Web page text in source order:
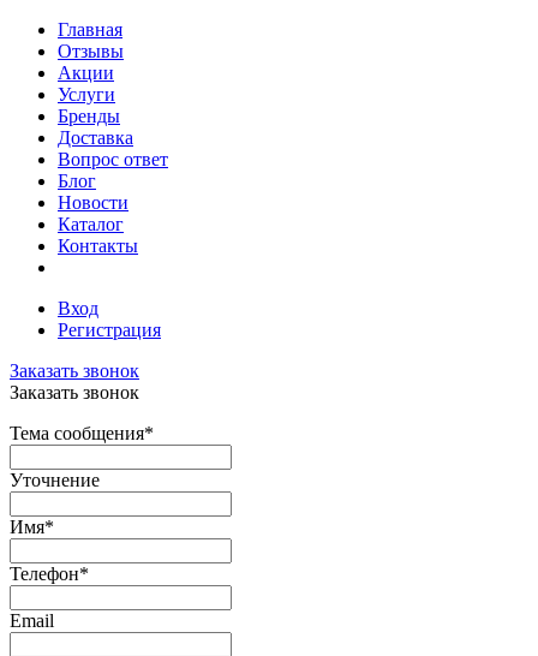
Главная
Отзывы
Акции
Услуги
Бренды
Доставка
Вопрос ответ
Блог
Новости
Каталог
Контакты
Вход
Регистрация
Заказать звонок
Заказать звонок
Тема сообщения*
Уточнение
Имя*
Телефон*
Email